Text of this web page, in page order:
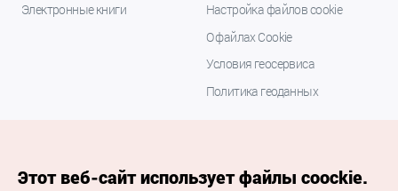
Электронные книги
Настройка файлов cookie
О файлах Cookie
Условия геосервиса
Политика геоданных
Этот веб-сайт использует файлы coockie.